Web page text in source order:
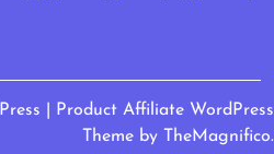
Product Affiliate WordPress
Theme by TheMagnifico.